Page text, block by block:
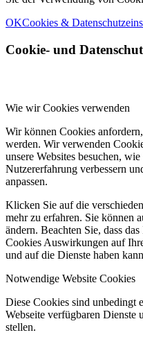
OKCookies &
Cookie- und
Wie wir Cookies verwenden
Wir können Cookies
werden. Wir verwenden
unsere Websites besuchen,
Nutzererfahrung verbessern
anpassen.
Klicken Sie auf die
mehr zu erfahren. Sie können
ändern. Beachten Sie, dass
Cookies Auswirkungen auf
und auf die Dienste haben
Notwendige Website Cookies
Diese Cookies sind unbedingt
Webseite verfügbaren
stellen.